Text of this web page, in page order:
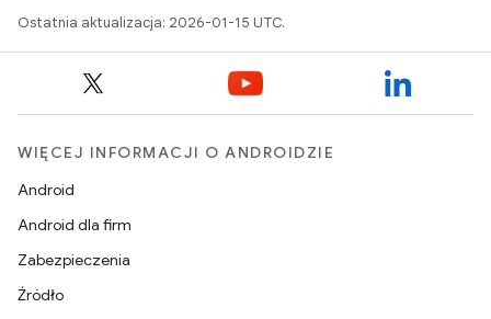
Ostatnia aktualizacja: 2026-01-15 UTC.
WIĘCEJ INFORMACJI O ANDROIDZIE
Android
Android dla firm
Zabezpieczenia
Źródło